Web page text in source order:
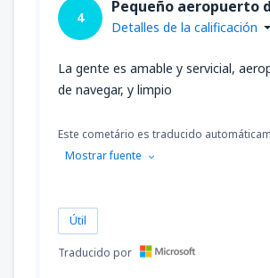
4
Pequeño aeropuerto
Detalles de la calificación
La gente es amable y servicial,
de navegar, y limpio
Este cometário es traducido
Mostrar fuente
Útil
Traducido por